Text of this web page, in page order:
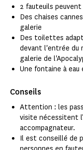
2 fauteuils
Des chaises
galerie
Des toilettes
devant l'entrée du
galerie de
Une fontaine à
Conseils
Attention : les
visite nécessitent
accompagnateur.
Il est conseillé de